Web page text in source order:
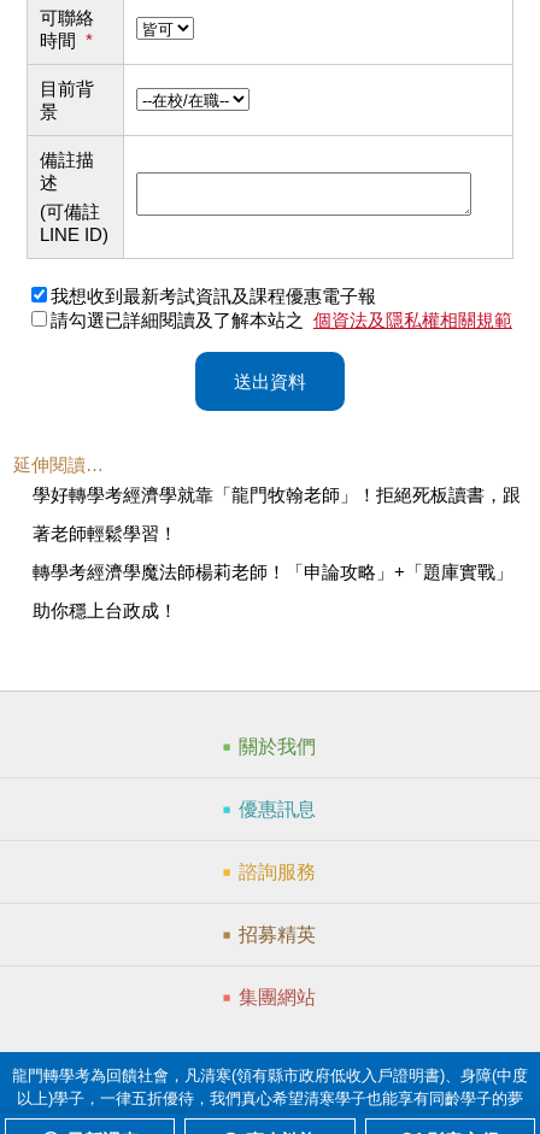
可聯絡
時間 *
目前背
景
備註描
述
(可備註
LINE ID)
我想收到最新考試資訊及課程優惠電子報
請勾選已詳細閱讀及了解本站之 個資法及隱私權相關規範
送出資料
延伸閱讀…
學好轉學考經濟學就靠「龍門牧翰老師」！拒絕死板讀書，跟
著老師輕鬆學習！
轉學考經濟學魔法師楊莉老師！「申論攻略」+「題庫實戰」
助你穩上台政成！
關於我們
優惠訊息
諮詢服務
招募精英
集團網站
龍門轉學考為回饋社會，凡清寒(領有縣市政府低收入戶證明書)、身障(中度
以上)學子，一律五折優待，我們真心希望清寒學子也能享有同齡學子的夢
想。